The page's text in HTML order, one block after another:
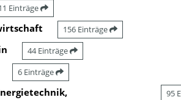
Einträge
156 Einträge
44 Einträge
6 Einträge
95